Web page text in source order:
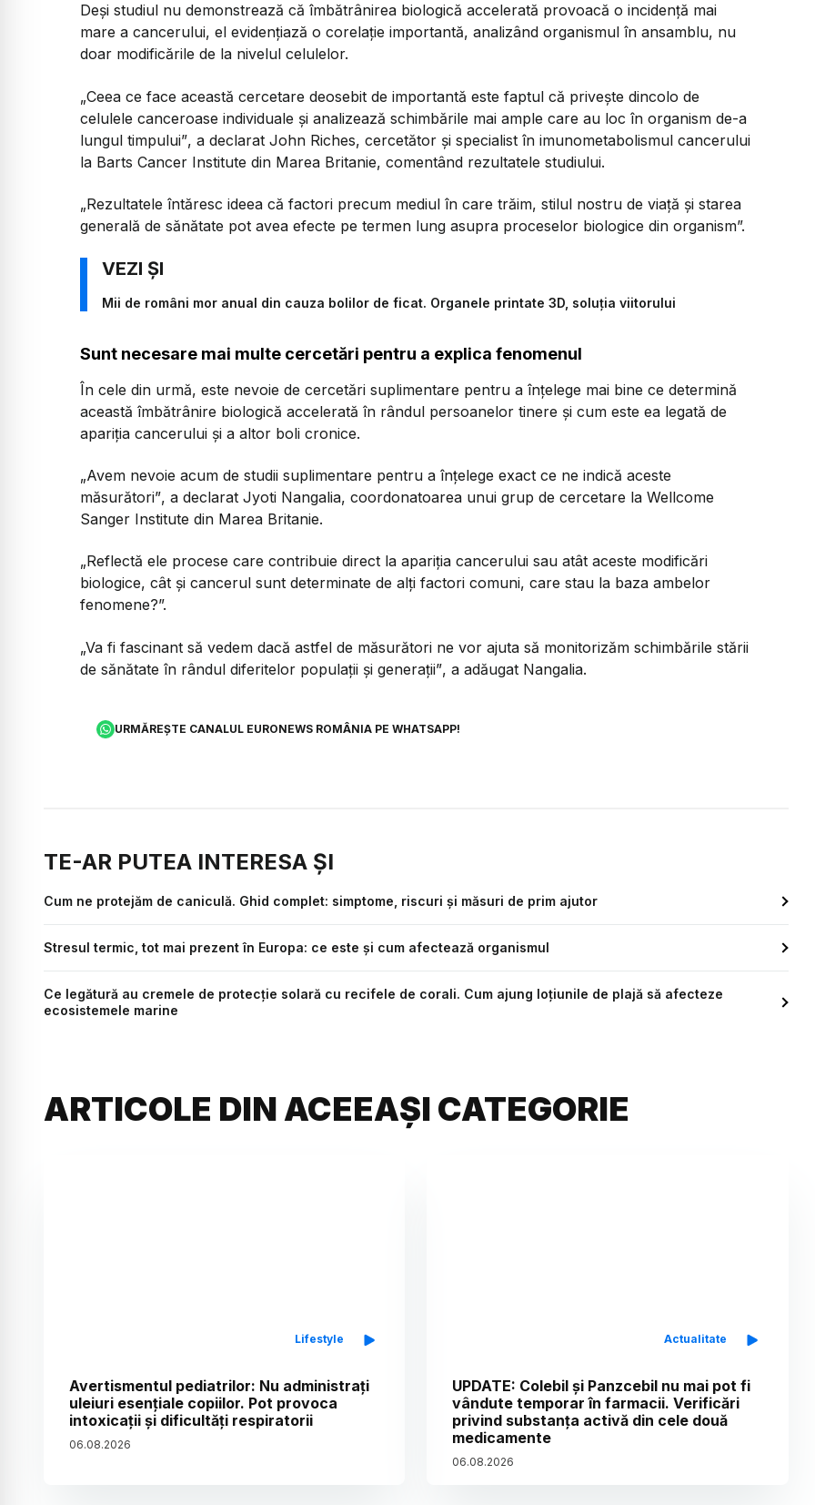
Deși studiul nu demonstrează că îmbătrânirea biologică accelerată provoacă o incidență mai
mare a cancerului, el evidențiază o corelație importantă, analizând organismul în ansamblu, nu
doar modificările de la nivelul celulelor.
„Ceea ce face această cercetare deosebit de importantă este faptul că privește dincolo de
celulele canceroase individuale și analizează schimbările mai ample care au loc în organism de-a
lungul timpului”, a declarat John Riches, cercetător și specialist în imunometabolismul cancerului
la Barts Cancer Institute din Marea Britanie, comentând rezultatele studiului.
„Rezultatele întăresc ideea că factori precum mediul în care trăim, stilul nostru de viață și starea
generală de sănătate pot avea efecte pe termen lung asupra proceselor biologice din organism”.
Mii de români mor anual din cauza bolilor de ficat. Organele printate 3D, soluția viitorului
Sunt necesare mai multe cercetări pentru a explica fenomenul
În cele din urmă, este nevoie de cercetări suplimentare pentru a înțelege mai bine ce determină
această îmbătrânire biologică accelerată în rândul persoanelor tinere și cum este ea legată de
apariția cancerului și a altor boli cronice.
„Avem nevoie acum de studii suplimentare pentru a înțelege exact ce ne indică aceste
măsurători”, a declarat Jyoti Nangalia, coordonatoarea unui grup de cercetare la Wellcome
Sanger Institute din Marea Britanie.
„Reflectă ele procese care contribuie direct la apariția cancerului sau atât aceste modificări
biologice, cât și cancerul sunt determinate de alți factori comuni, care stau la baza ambelor
fenomene?”.
„Va fi fascinant să vedem dacă astfel de măsurători ne vor ajuta să monitorizăm schimbările stării
de sănătate în rândul diferitelor populații și generații”, a adăugat Nangalia.
URMĂREȘTE CANALUL EURONEWS ROMÂNIA PE WHATSAPP!
TE-AR PUTEA INTERESA ȘI
Cum ne protejăm de caniculă. Ghid complet: simptome, riscuri și măsuri de prim ajutor
Stresul termic, tot mai prezent în Europa: ce este și cum afectează organismul
Ce legătură au cremele de protecție solară cu recifele de corali. Cum ajung loțiunile de plajă să afecteze
ecosistemele marine
ARTICOLE DIN ACEEAȘI CATEGORIE
Lifestyle
Avertismentul pediatrilor: Nu administrați
uleiuri esențiale copiilor. Pot provoca
intoxicații și dificultăți respiratorii
06.08.2026
Actualitate
UPDATE: Colebil și Panzcebil nu mai pot fi
vândute temporar în farmacii. Verificări
privind substanța activă din cele două
medicamente
06.08.2026